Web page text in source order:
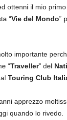
ottenni il mio
“Vie del Mondo”
importante
“Traveller” del
Touring Club
apprezzo
quando lo rivedo.